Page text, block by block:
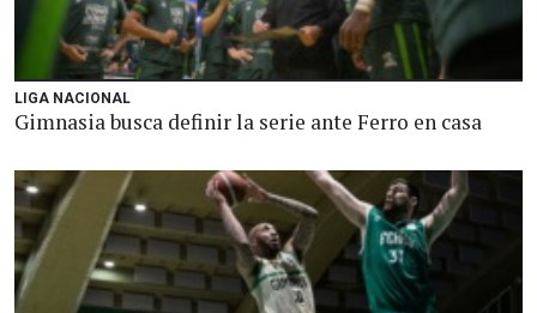
LIGA NACIONAL
Gimnasia busca definir la serie ante Ferro en casa